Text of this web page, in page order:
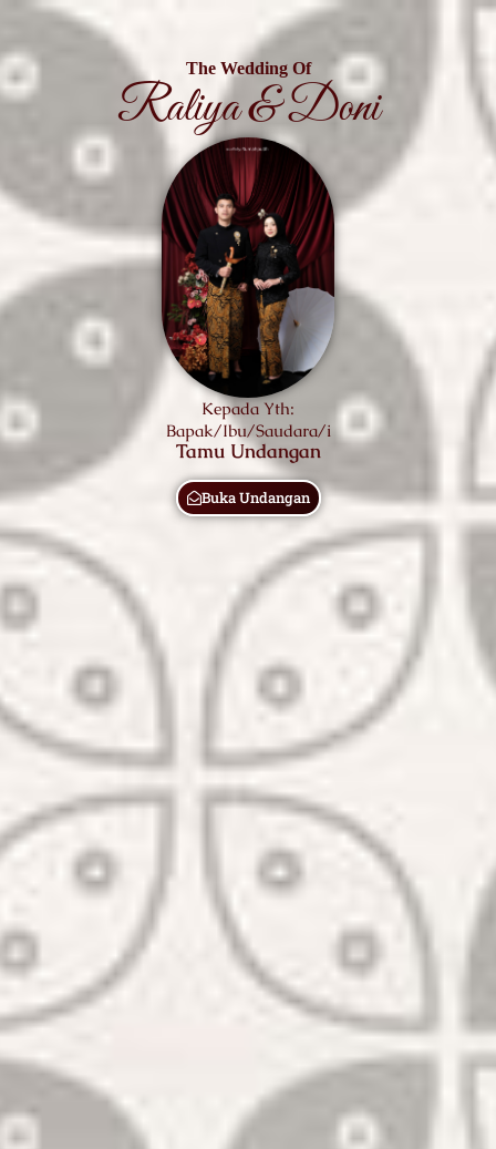
The Wedding Of
Raliya & Doni
Kepada Yth:
Bapak/Ibu/Saudara/i
Tamu Undangan
Buka Undangan